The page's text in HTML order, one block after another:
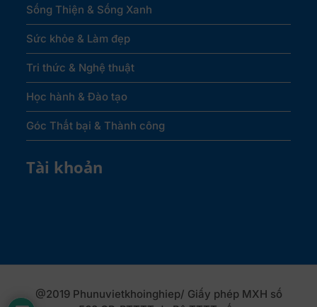
Sống Thiện & Sống Xanh
Sức khỏe & Làm đẹp
Tri thức & Nghệ thuật
Học hành & Đào tạo
Góc Thất bại & Thành công
Tài khoản
@2019 Phunuvietkhoinghiep/ Giấy phép MXH số